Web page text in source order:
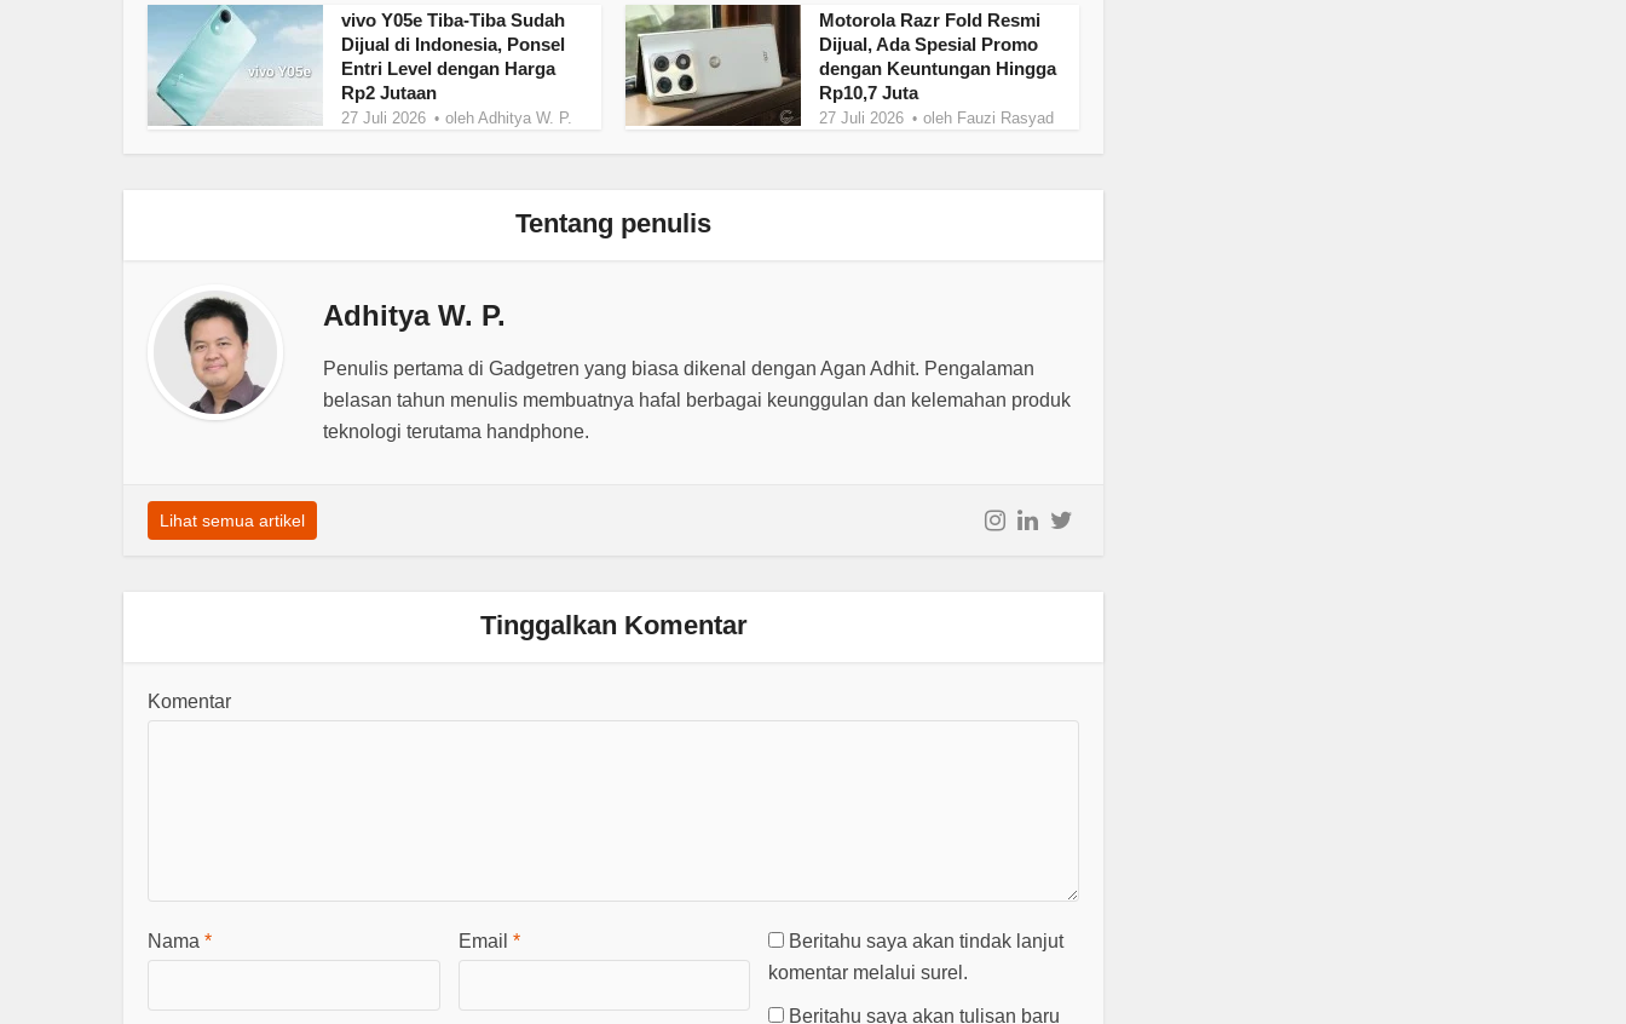
vivo Y05e Tiba-Tiba Sudah
Dijual di Indonesia, Ponsel
Entri Level dengan Harga
Rp2 Jutaan
27 Juli 2026 oleh Adhitya W. P.
Motorola Razr Fold Resmi
Dijual, Ada Spesial Promo
dengan Keuntungan Hingga
Rp10,7 Juta
27 Juli 2026 oleh Fauzi Rasyad
Tentang penulis
Adhitya W. P.
Penulis pertama di Gadgetren yang biasa dikenal dengan Agan Adhit. Pengalaman
belasan tahun menulis membuatnya hafal berbagai keunggulan dan kelemahan produk
teknologi terutama handphone.
Lihat semua artikel
Tinggalkan Komentar
Komentar
Nama * Email *
Beritahu saya akan tindak lanjut
komentar melalui surel.
Beritahu saya akan tulisan baru